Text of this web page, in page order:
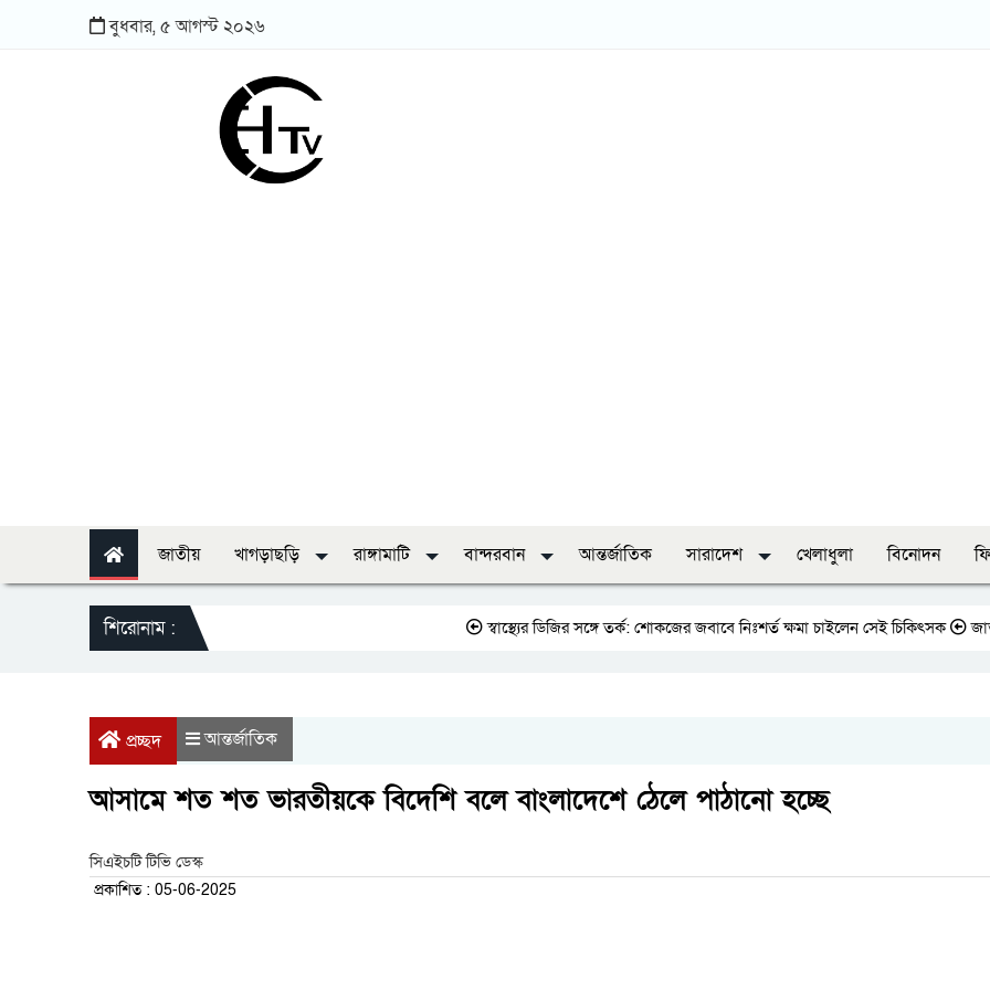
বুধবার,৫ আগস্ট ২০২৬
জাতীয় খাগড়াছড়ি রাঙ্গামাটি বান্দরবান আন্তর্জাতিক সারাদেশ খেলাধুলা বিনোদন
শিরোনাম : স্বাস্থ্যের ডিজির সঙ্গে তর্ক: শোকজের জবাবে নিঃশর্ত ক্ষমা চাইলেন সেই চিকিৎসক জাতীয়
প্রচ্ছদ আন্তর্জাতিক
আসামে শত শত ভারতীয়কে বিদেশি বলে বাংলাদেশে ঠেলে পাঠানো হচ্ছে
সিএইচটি টিভি ডেস্ক
প্রকাশিত : 05-06-2025